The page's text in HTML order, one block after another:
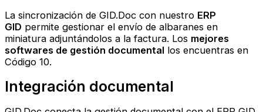
La sincronización de GID.Doc con nuestro ERP
GID permite gestionar el envío de albaranes en
miniatura adjuntándolos a la factura. Los mejores
softwares de gestión documental los encuentras en
Código 10.
Integración documental